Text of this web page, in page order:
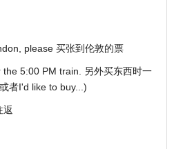
please 买张到伦敦的票
5:00 PM train. 另外买东西时一
者I'd like to buy...)
返